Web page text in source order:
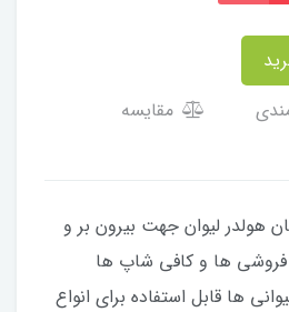
مقایسه
هولدر لیوان جهت بیرون بر و
فروشی ها و کافی شاپ ها
ها قابل استفاده برای انواع